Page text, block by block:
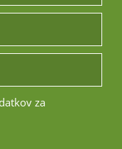
za